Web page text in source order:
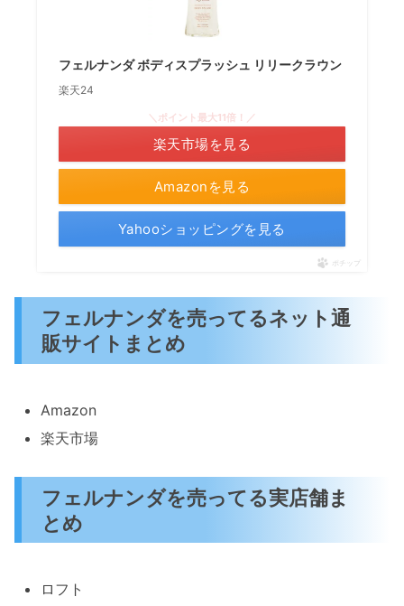
フェルナンダ ボディスプラッシュ リリークラウン
楽天24
Amazonを見る
＼ポイント最大11倍！／
楽天市場を見る
Yahooショッピングを見る
ポチップ
フェルナンダを売ってるネット通
販サイトまとめ
Amazon
楽天市場
フェルナンダを売ってる実店舗ま
とめ
ロフト